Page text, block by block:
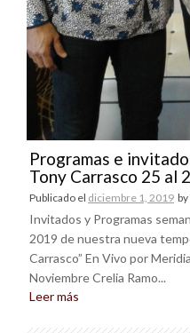
Programas e
Tony Carrasco 25 al
Publicado el diciembre 1, 2019 by
Invitados y Programas
2019 de nuestra nueva
Carrasco” En Vivo por
Noviembre Crelia Ramo...
Leer más